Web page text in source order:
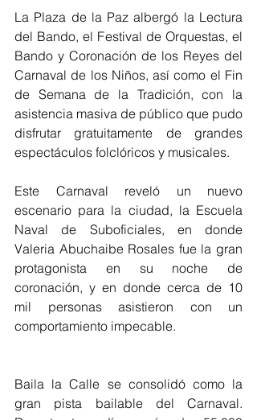
La Plaza de la Paz albergó la Lectura
del Bando, el Festival de Orquestas, el
Bando y Coronación de los Reyes del
Carnaval de los Niños, así como el Fin
de Semana de la Tradición, con la
asistencia masiva de público que pudo
disfrutar gratuitamente de grandes
espectáculos folclóricos y musicales.
Este Carnaval reveló un nuevo
escenario para la ciudad, la Escuela
Naval de Suboficiales, en donde
Valeria Abuchaibe Rosales fue la gran
protagonista en su noche de
coronación, y en donde cerca de 10
mil personas asistieron con un
comportamiento impecable.
Baila la Calle se consolidó como la
gran pista bailable del Carnaval.